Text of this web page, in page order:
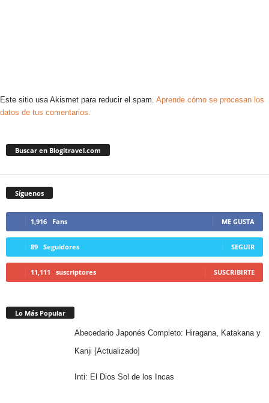
Este sitio usa Akismet para reducir el spam. Aprende cómo se procesan los
datos de tus comentarios.
Buscar en Blogitravel.com
Síguenos
1,916 Fans ME GUSTA
89 Seguidores SEGUIR
11,111 suscriptores SUSCRIBIRTE
Lo Más Popular
Abecedario Japonés Completo: Hiragana, Katakana y
Kanji [Actualizado]
Inti: El Dios Sol de los Incas